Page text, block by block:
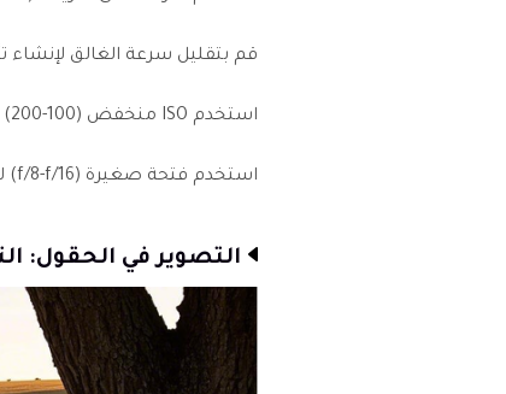
قم بتقليل سرعة الغالق لإنشاء
استخدم ISO منخفض (100-200) للحصول على صور أكثر وضوحًا.
استخدم فتحة صغيرة (f/8-f/16) للحصول على عمق مجال أكبر.
التصوير في الحقول: